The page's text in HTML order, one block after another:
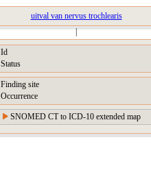
uitval van nervus trochlearis
|
Id
Status
Finding site
Occurrence
SNOMED CT to ICD-10 extended map